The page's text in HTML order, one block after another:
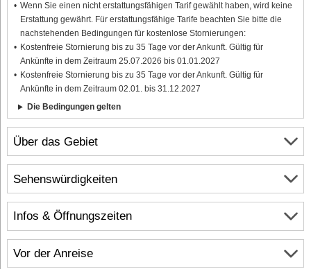
Über das Gebiet
Infos & Öffnungszeiten
Vor der Anreise
Wenn Sie einen nicht erstattungsfähigen Tarif gewählt haben, wird keine
Erstattung gewährt. Für erstattungsfähige Tarife beachten Sie bitte die
nachstehenden Bedingungen für kostenlose Stornierungen:
Kostenfreie Stornierung bis zu 35 Tage vor der Ankunft. Gültig für
Ankünfte in dem Zeitraum 25.07.2026 bis 01.01.2027
Kostenfreie Stornierung bis zu 35 Tage vor der Ankunft. Gültig für
Ankünfte in dem Zeitraum 02.01. bis 31.12.2027
Die Bedingungen gelten
Sehenswürdigkeiten